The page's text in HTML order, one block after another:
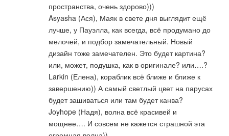
пространства, очень здорово)))
Asyasha (Ася), Маяк в свете дня выглядит ещё
лучше, у Пауэлла, как всегда, всё продумано до
мелочей, и подбор замечательный. Новый
дизайн тоже замечателен. Это будет картина?
или, может, подушка, как в оригинале? или….?
Larkin (Елена), кораблик всё ближе и ближе к
завершению)) А самый светлый цвет на парусах
будет зашиваться или там будет канва?
Joyhope (Надя), волна всё красивей и
мощнее…. И совсем не кажется страшной эта